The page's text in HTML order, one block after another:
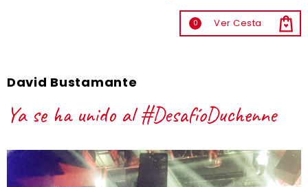
0 Ver Cesta
David Bustamante
Ya se ha unido al #DesafíoDuchenne